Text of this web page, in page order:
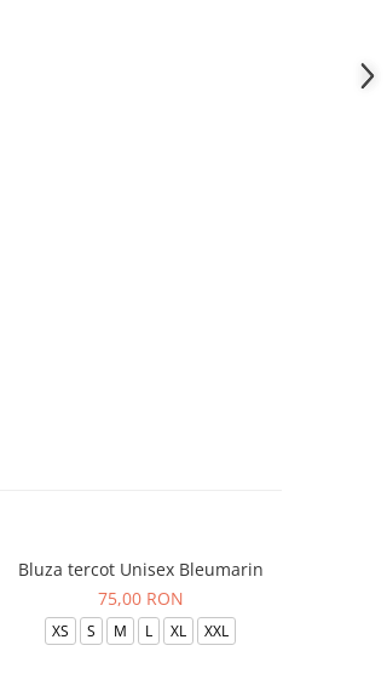
Bluza tercot Unisex Bleumarin
75,00 RON
XS S M L XL XXL